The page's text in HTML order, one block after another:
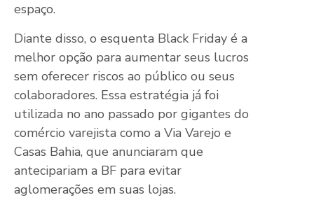
espaço.
Diante disso, o esquenta Black Friday é a
melhor opção para aumentar seus lucros
sem oferecer riscos ao público ou seus
colaboradores. Essa estratégia já foi
utilizada no ano passado por gigantes do
comércio varejista como a Via Varejo e
Casas Bahia, que anunciaram que
antecipariam a BF para evitar
aglomerações em suas lojas.